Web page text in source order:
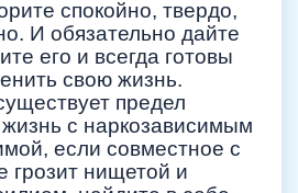
спокойно, твердо,
И обязательно дайте
его и всегда готовы
свою жизнь.
предел
с наркозависимым
если совместное с
грозит нищетой и